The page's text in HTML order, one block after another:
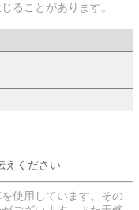
ることがあります。
えください
使用しています。その